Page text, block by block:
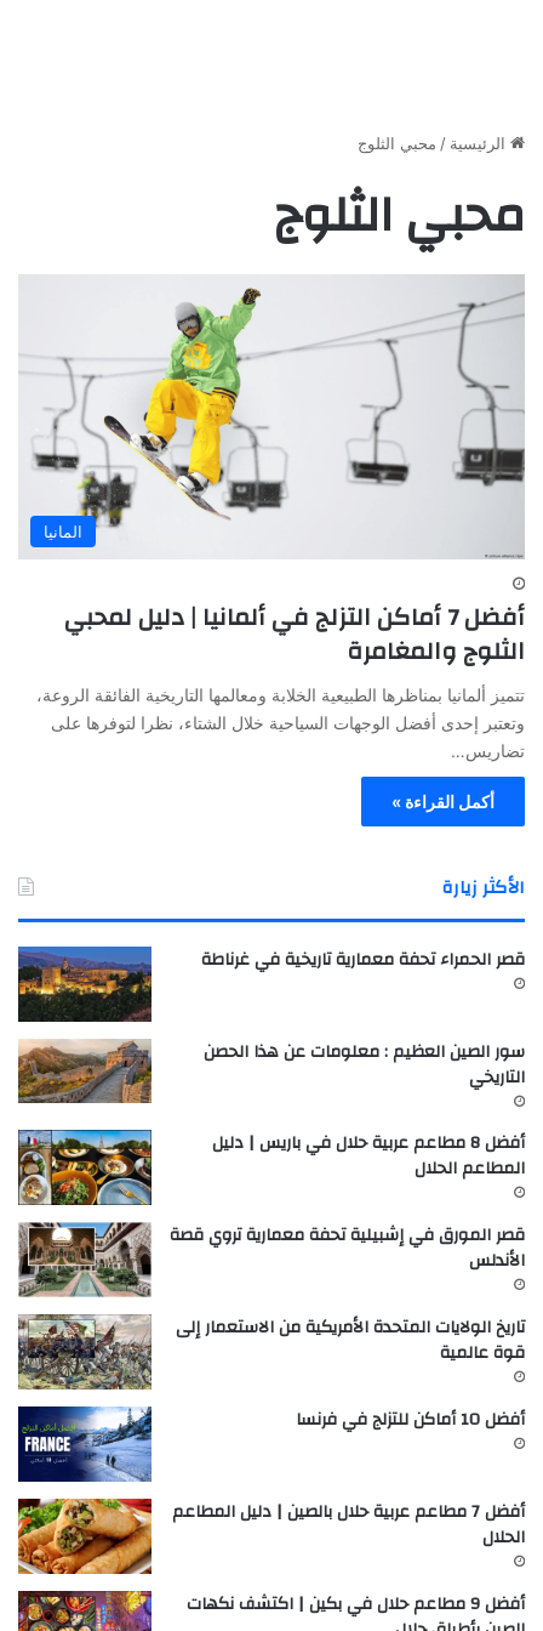
الرئيسية / محبي الثلوج
محبي الثلوج
المانيا
أفضل 7 أماكن التزلج في ألمانيا | دليل لمحبي
الثلوج والمغامرة
تتميز ألمانيا بمناظرها الطبيعية الخلابة ومعالمها التاريخية الفائقة الروعة،
وتعتبر إحدى أفضل الوجهات السياحية خلال الشتاء، نظرا لتوفرها على
تضاريس…
أكمل القراءة »
الأكثر زيارة
قصر الحمراء تحفة معمارية تاريخية في غرناطة
سور الصين العظيم : معلومات عن هذا الحصن
التاريخي
أفضل 8 مطاعم عربية حلال في باريس | دليل
المطاعم الحلال
قصر المورق في إشبيلية تحفة معمارية تروي قصة
الأندلس
تاريخ الولايات المتحدة الأمريكية من الاستعمار إلى
قوة عالمية
أفضل 10 أماكن للتزلج في فرنسا
أفضل 7 مطاعم عربية حلال بالصين | دليل المطاعم
الحلال
أفضل 9 مطاعم حلال في بكين | اكتشف نكهات